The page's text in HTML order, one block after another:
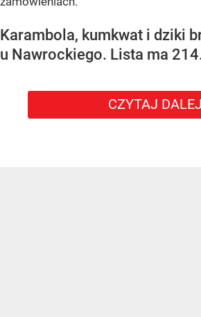
Karambola, kumkwat i dziki
u Nawrockiego. Lista ma
CZYTAJ DALEJ